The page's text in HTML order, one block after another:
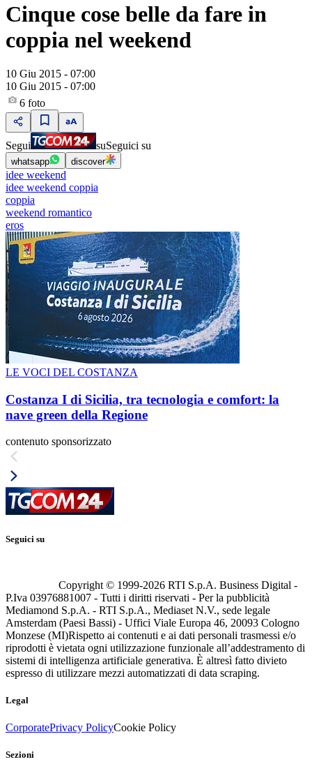
Cinque cose belle da fare in
coppia nel weekend
10 Giu 2015 - 07:00
10 Giu 2015 - 07:00
6 foto
Segui suSeguici su
whatsapp discover
idee weekend
idee weekend coppia
coppia
weekend romantico
eros
LE VOCI DEL COSTANZA
Costanza I di Sicilia, tra tecnologia e comfort: la
nave green della Regione
contenuto sponsorizzato
Seguici su
Copyright © 1999-2026 RTI S.p.A. Business Digital -
P.Iva 03976881007 - Tutti i diritti riservati - Per la pubblicità
Mediamond S.p.A. - RTI S.p.A., Mediaset N.V., sede legale
Amsterdam (Paesi Bassi) - Uffici Viale Europa 46, 20093 Cologno
Monzese (MI)Rispetto ai contenuti e ai dati personali trasmessi e/o
riprodotti è vietata ogni utilizzazione funzionale all’addestramento di
sistemi di intelligenza artificiale generativa. È altresì fatto divieto
espresso di utilizzare mezzi automatizzati di data scraping.
Legal
CorporatePrivacy PolicyCookie Policy
Sezioni